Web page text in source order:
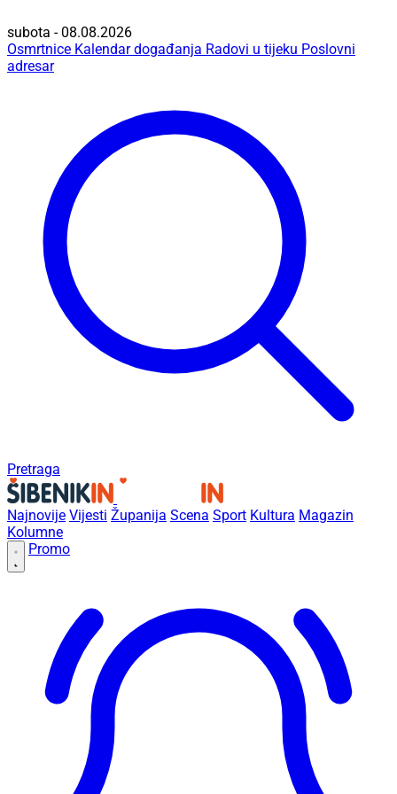
subota - 08.08.2026
Osmrtnice Kalendar događanja Radovi u tijeku Poslovni
adresar
Pretraga
Najnovije Vijesti Županija Scena Sport Kultura Magazin
Kolumne
Promo